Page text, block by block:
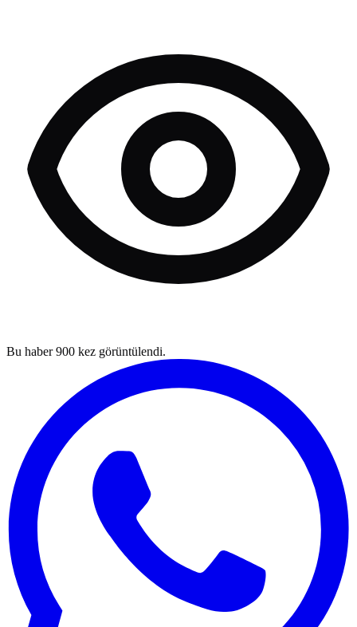
Bu haber900 kez görüntülendi.